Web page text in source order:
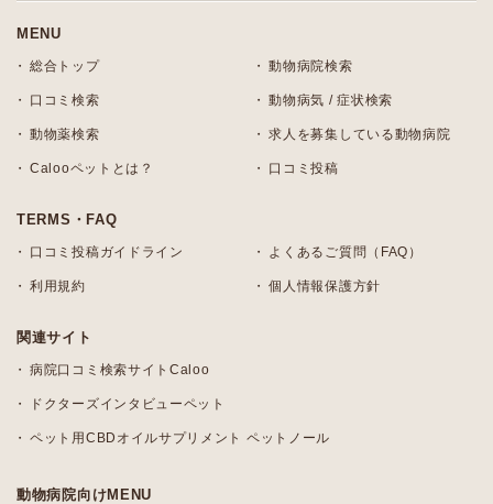
MENU
総合トップ 動物病院検索
口コミ検索 動物病気 / 症状検索
動物薬検索 求人を募集している動物病院
Calooペットとは？ 口コミ投稿
TERMS・FAQ
口コミ投稿ガイドライン よくあるご質問（FAQ）
利用規約 個人情報保護方針
関連サイト
病院口コミ検索サイトCaloo
ドクターズインタビューペット
ペット用CBDオイルサプリメント ペットノール
動物病院向けMENU